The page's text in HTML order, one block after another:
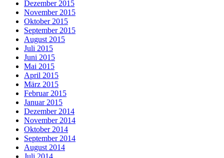
Dezember 2015
November 2015
Oktober 2015
September 2015
August 2015
Juli 2015
Juni 2015
Mai 2015
April 2015
März 2015
Februar 2015
Januar 2015
Dezember 2014
November 2014
Oktober 2014
September 2014
August 2014
Juli 2014